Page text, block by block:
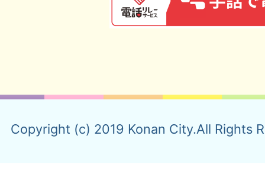
Copyright (c) 2019 Konan City.All Rights